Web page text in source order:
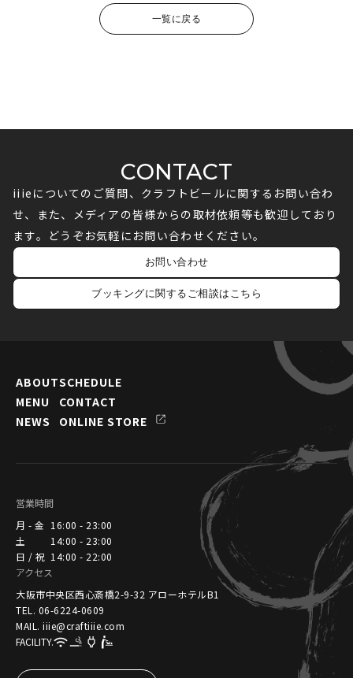
一覧に戻る
CONTACT
iiieについてのご質問、クラフトビールに関するお問い合わ
せ、また、メディアの皆様からの取材依頼等も歓迎しており
ます。どうぞお気軽にお問い合わせください。
お問い合わせ
ブッキングに関するご相談はこちら
ABOUT
MENU
NEWS
SCHEDULE
CONTACT
ONLINE STORE
営業時間
月 - 金 16:00 - 23:00
土
14:00 - 23:00
日 / 祝 14:00 - 22:00
アクセス
大阪市中央区西心斎橋2-9-32 アローホテルB1
TEL. 06-6224-0609
MAIL. iiie@craftiiie.com
FACILITY.